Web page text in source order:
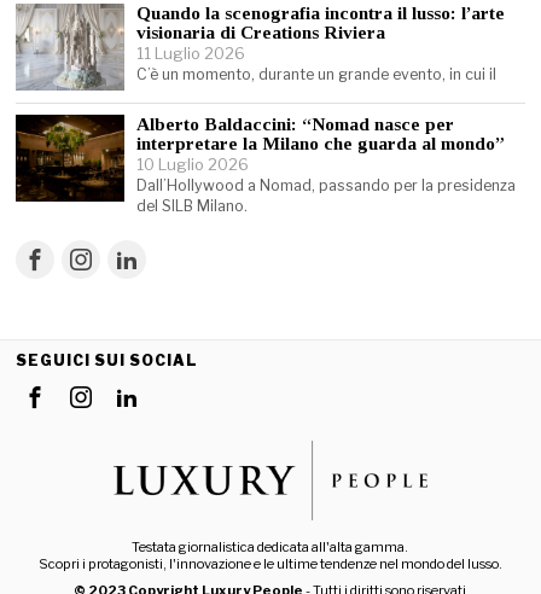
Quando la scenografia incontra il lusso: l’arte
visionaria di Creations Riviera
11 Luglio 2026
C’è un momento, durante un grande evento, in cui il
Alberto Baldaccini: “Nomad nasce per
interpretare la Milano che guarda al mondo”
10 Luglio 2026
Dall’Hollywood a Nomad, passando per la presidenza
del SILB Milano.
SEGUICI SUI SOCIAL
Testata giornalistica dedicata all'alta gamma.
Scopri i protagonisti, l'innovazione e le ultime tendenze nel mondo del lusso.
© 2023 Copyright Luxury People - Tutti i diritti sono riservati